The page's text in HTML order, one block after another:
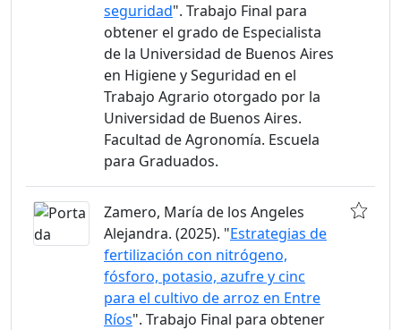
seguridad". Trabajo Final para
obtener el grado de Especialista
de la Universidad de Buenos Aires
en Higiene y Seguridad en el
Trabajo Agrario otorgado por la
Universidad de Buenos Aires.
Facultad de Agronomía. Escuela
para Graduados.
Zamero, María de los Angeles
Alejandra. (2025). "Estrategias de
fertilización con nitrógeno,
fósforo, potasio, azufre y cinc
para el cultivo de arroz en Entre
Ríos". Trabajo Final para obtener